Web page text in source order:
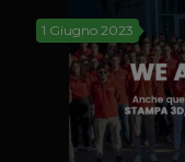
1 Giugno 2023